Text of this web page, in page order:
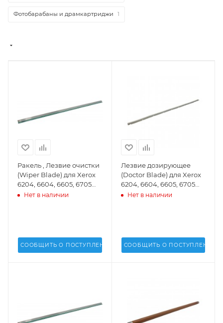
Фотобарабаны и драмкартриджи 1
Ракель , Лезвие очистки
(Wiper Blade) для Xerox
6204, 6604, 6605, 6705
Wide Format (DV Inc.) -
Нет в наличии
СООБЩИТЬ О ПОСТУПЛЕНИИ
Лезвие дозирующее
(Doctor Blade) для Xerox
6204, 6604, 6605, 6705
Wide Format - 033K94710
Нет в наличии
СООБЩИТЬ О ПОСТУПЛЕНИИ